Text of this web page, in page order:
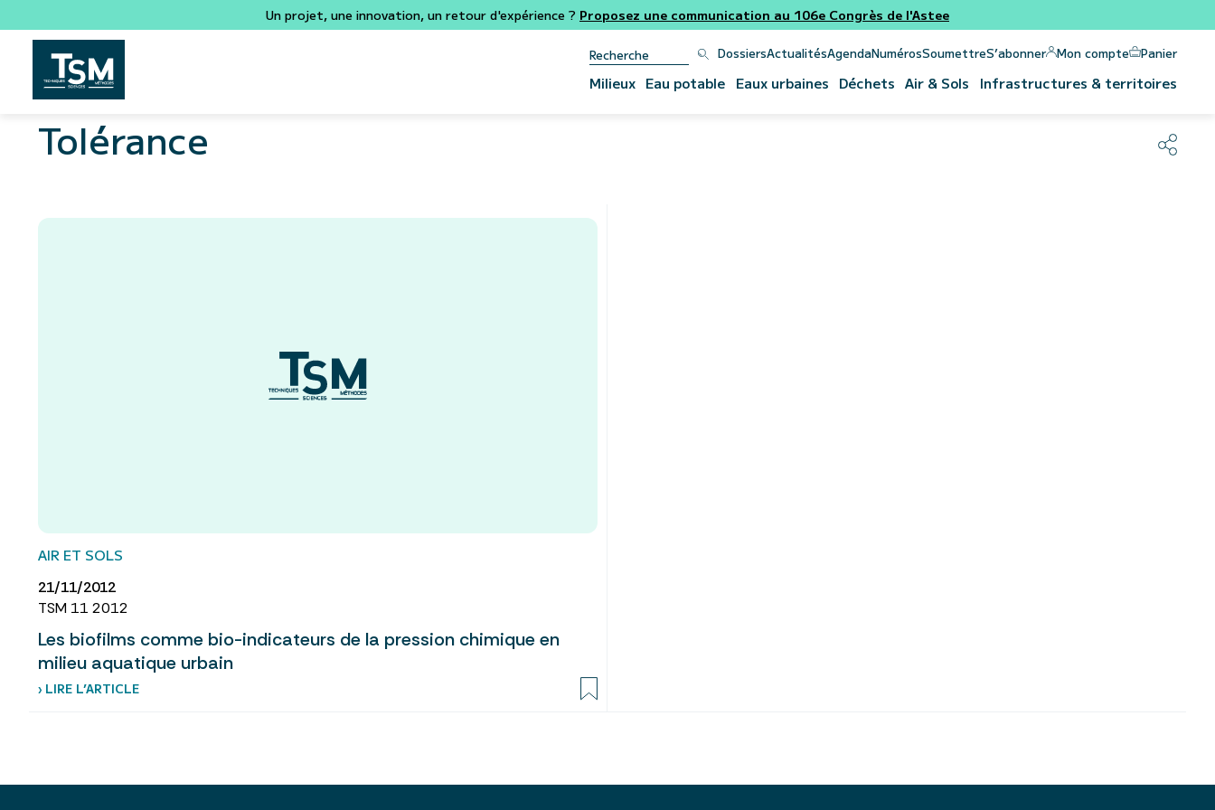
Un projet, une innovation, un retour d'expérience ? Proposez une communication au 106e Congrès de l'Astee
DossiersActualitésAgendaNumérosSoumettreS’abonner Mon compte Panier
Milieux Eau potable Eaux urbaines Déchets Air & Sols Infrastructures & territoires
Tolérance
AIR ET SOLS
21/11/2012
TSM 11 2012
Les biofilms comme bio-indicateurs de la pression chimique en
milieu aquatique urbain
› LIRE L’ARTICLE